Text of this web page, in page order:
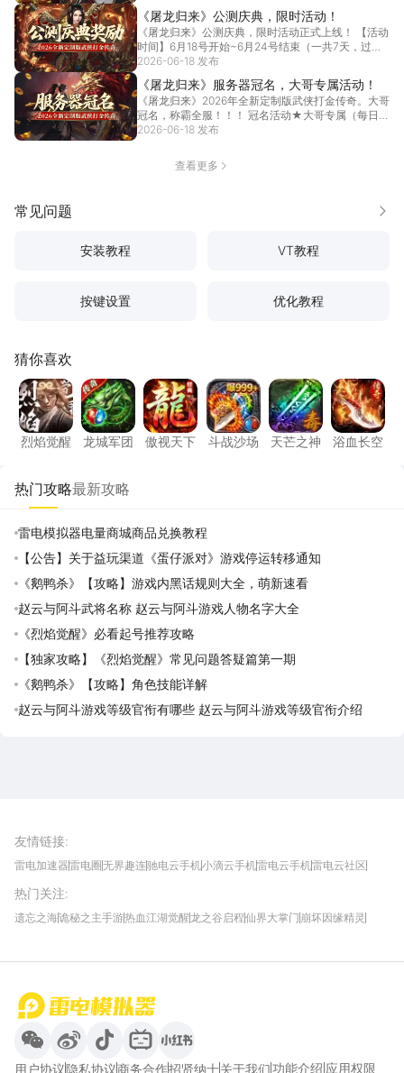
《屠龙归来》公测庆典，限时活动！
《屠龙归来》公测庆典，限时活动正式上线！ 【活动
时间】6月18号开始~6月24号结束（一共7天，过
期... [详情]
2026-06-18 发布
《屠龙归来》服务器冠名，大哥专属活动！
《屠龙归来》2026年全新定制版武侠打金传奇。大哥
冠名，称霸全服！！！ 冠名活动★大哥专属（每日活
动... [详情]
2026-06-18 发布
查看更多
常见问题 更多
安装教程 VT教程
按键设置 优化教程
猜你喜欢
烈焰觉醒
烈焰觉醒
龙城军团
龙城军团
傲视天下
傲视天下
斗战沙场
斗战沙场
天芒之神
天芒之神
浴血长
浴血长空
热门攻略最新攻略
雷电模拟器电量商城商品兑换教程
【公告】关于益玩渠道《蛋仔派对》游戏停运转移通知
《鹅鸭杀》【攻略】游戏内黑话规则大全，萌新速看
赵云与阿斗武将名称 赵云与阿斗游戏人物名字大全
《烈焰觉醒》必看起号推荐攻略
【独家攻略】《烈焰觉醒》常见问题答疑篇第一期
《鹅鸭杀》【攻略】角色技能详解
赵云与阿斗游戏等级官衔有哪些 赵云与阿斗游戏等级官衔介绍
友情链接:
雷电加速器雷电圈无界趣连驰电云手机小滴云手机雷电云手机雷电云社区
我爱vr网华军软件园
热门关注:
遗忘之海诡秘之主手游热血江湖觉醒龙之谷启程仙界大掌门 崩坏因缘精灵
用户协议隐私协议商务合作招贤纳士关于我们功能介绍 应用权限
首页
微信
微博 抖音 哔哩哔哩